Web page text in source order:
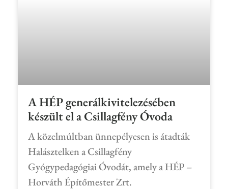
A HÉP generálkivitelezésében
készült el a Csillagfény Óvoda
A közelmúltban ünnepélyesen is átadták
Halásztelken a Csillagfény
Gyógypedagógiai Óvodát, amely a HÉP –
Horváth Építőmester Zrt.